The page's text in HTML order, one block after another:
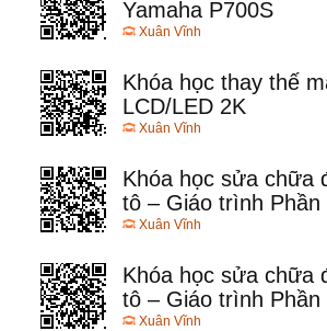
Yamaha P700S
Xuân Vĩnh
Khóa học thay thế
LCD/LED 2K
Xuân Vĩnh
Khóa học sửa chữa
tô – Giáo trình Phần
Xuân Vĩnh
Khóa học sửa chữa
tô – Giáo trình Phần
Xuân Vĩnh